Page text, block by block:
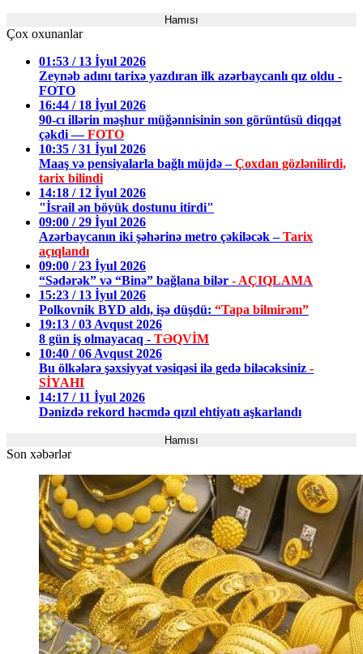
Hamısı
Çox oxunanlar
01:53 / 13 İyul 2026
Zeynəb adını tarixə yazdıran ilk azərbaycanlı qız oldu -
FOTO
16:44 / 18 İyul 2026
90-cı illərin məşhur müğənnisinin son görüntüsü diqqət
çəkdi —FOTO
10:35 / 31 İyul 2026
Maaş və pensiyalarla bağlı müjdə –Çoxdan gözlənilirdi,
tarix bilindi
14:18 / 12 İyul 2026
"İsrail ən böyük dostunu itirdi"
09:00 / 29 İyul 2026
Azərbaycanın iki şəhərinə metro çəkiləcək –Tarix
açıqlandı
09:00 / 23 İyul 2026
“Sədərək” və “Binə” bağlana bilər - AÇIQLAMA
15:23 / 13 İyul 2026
Polkovnik BYD aldı, işə düşdü: “Tapa bilmirəm”
19:13 / 03 Avqust 2026
8 gün iş olmayacaq - TƏQVİM
10:40 / 06 Avqust 2026
Bu ölkələrə şəxsiyyət vəsiqəsi ilə gedə biləcəksiniz -
SİYAHI
14:17 / 11 İyul 2026
Dənizdə rekord həcmdə qızıl ehtiyatı aşkarlandı
Hamısı
Son xəbərlər